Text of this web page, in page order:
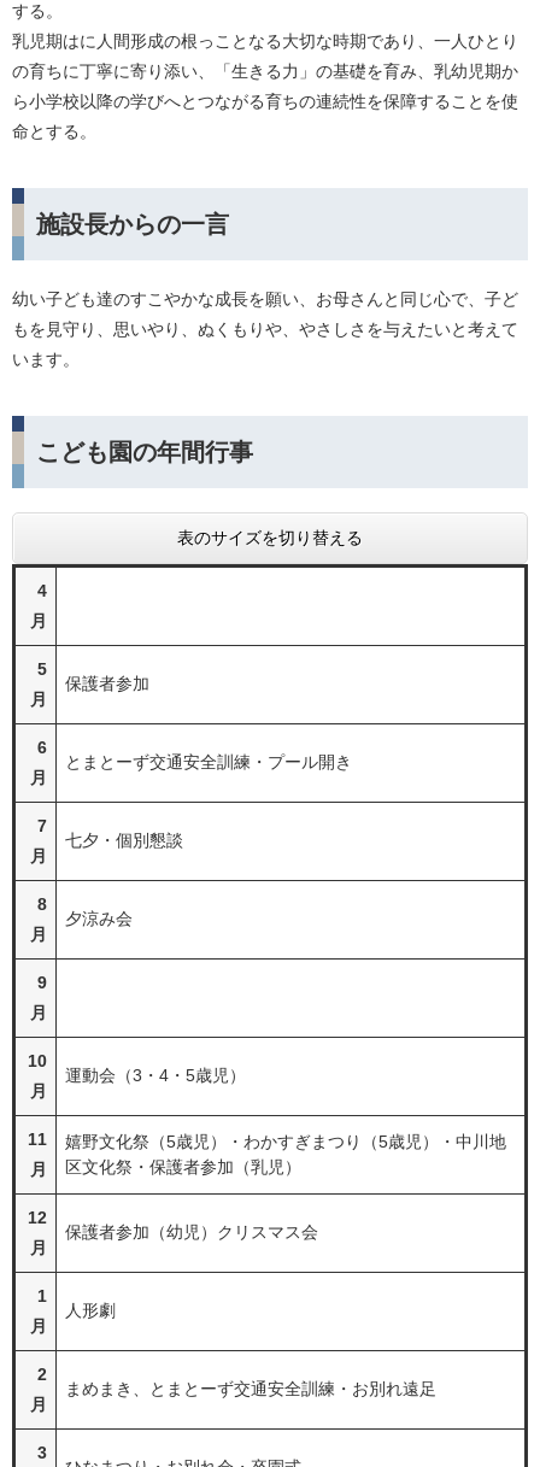
する。
乳児期はに人間形成の根っことなる大切な時期であり、一人ひとり
の育ちに丁寧に寄り添い、「生きる力」の基礎を育み、乳幼児期か
ら小学校以降の学びへとつながる育ちの連続性を保障することを使
命とする。
施設長からの一言
幼い子ども達のすこやかな成長を願い、お母さんと同じ心で、子ど
もを見守り、思いやり、ぬくもりや、やさしさを与えたいと考えて
います。
こども園の年間行事
表のサイズを切り替える
4
月
5
月
保護者参加
6
月
とまとーず交通安全訓練・プール開き
7
月
七夕・個別懇談
8
月
夕涼み会
9
月
10
月
運動会（3・4・5歳児）
11
月
嬉野文化祭（5歳児）・わかすぎまつり（5歳児）・中川地
区文化祭・保護者参加（乳児）
12
月
保護者参加（幼児）クリスマス会
1
月
人形劇
2
月
まめまき、とまとーず交通安全訓練・お別れ遠足
3